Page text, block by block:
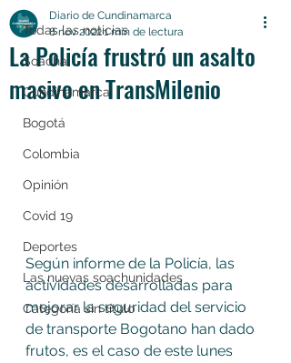
Todas las noticias
Soacha
Cundinamarca
Bogotá
Colombia
Opinión
Covid 19
Deportes
Las nuevas soachunidades
Categoría sin título
La Policía frustró un asalto
masivo en TransMilenio
Diario de Cundinamarca
8 nov 20221 min de lectura
Según informe de la Policía, las
actividades desarrolladas para
mejorar la seguridad del servicio
de transporte Bogotano han dado
frutos, es el caso de este lunes